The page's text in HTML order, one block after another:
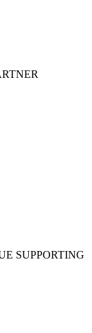
SUPPORTING